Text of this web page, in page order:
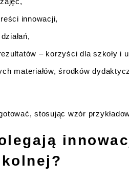
innowacji,
– korzyści dla szkoły i
materiałów, środków
stosując wzór